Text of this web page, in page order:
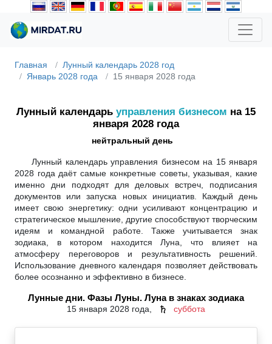
Главная
Лунный календарь 2028 год
Январь 2028 года
15 января 2028 года
Лунный календарь управления бизнесом на 15
января 2028 года
нейтральный день
Лунный календарь управления бизнесом на 15 января
2028 года даёт самые конкретные советы, указывая, какие
именно дни подходят для деловых встреч, подписания
документов или запуска новых инициатив. Каждый день
имеет свою энергетику: одни усиливают концентрацию и
стратегическое мышление, другие способствуют творческим
идеям и командной работе. Также учитывается знак
зодиака, в котором находится Луна, что влияет на
атмосферу переговоров и результативность решений.
Использование дневного календаря позволяет действовать
более осознанно и эффективно в бизнесе.
Лунные дни. Фазы Луны. Луна в знаках зодиака
15 января 2028 года, ♄ суббота